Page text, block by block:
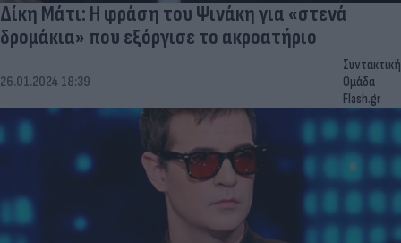
Δίκη Μάτι: Η φράση του Ψινάκη για «στενά
δρομάκια» που εξόργισε το ακροατήριο
26.01.2024 18:39
Συντακτική
Ομάδα
Flash.gr